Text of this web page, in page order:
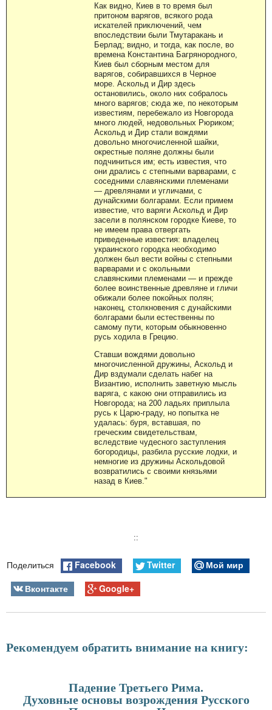
Как видно, Киев в то время был
притоном варягов, всякого рода
искателей приключений, чем
впоследствии были Тмутаракань и
Берлад; видно, и тогда, как после, во
времена Константина Багрянородного,
Киев был сборным местом для
варягов, собиравшихся в Черное
море. Аскольд и Дир здесь
остановились, около них собралось
много варягов; сюда же, по некоторым
известиям, перебежало из Новгорода
много людей, недовольных Рюриком;
Аскольд и Дир стали вождями
довольно многочисленной шайки,
окрестные поляне должны были
подчиниться им; есть известия, что
они дрались с степными варварами, с
соседними славянскими племенами
— древлянами и угличами, с
дунайскими болгарами. Если примем
известие, что варяги Аскольд и Дир
засели в полянском городке Киеве, то
не имеем права отвергать
приведенные известия: владелец
украинского городка необходимо
должен был вести войны с степными
варварами и с окольными
славянскими племенами — и прежде
более воинственные древляне и гличи
обижали более покойных полян;
наконец, столкновения с дунайскими
болгарами были естественны по
самому пути, которым обыкновенно
русь ходила в Грецию.
Ставши вождями довольно
многочисленной дружины, Аскольд и
Дир вздумали сделать набег на
Византию, исполнить заветную мысль
варяга, с какою они отправились из
Новгорода; на 200 ладьях приплыла
русь к Царю-граду, но попытка не
удалась: буря, вставшая, по
греческим свидетельствам,
вследствие чудесного заступления
богородицы, разбила русские лодки, и
немногие из дружины Аскольдовой
возвратились с своими князьями
назад в Киев."
::
Поделиться Facebook Twitter
Мой мир
Вконтакте
Google+
Рекомендуем обратить внимание на книгу:
Падение Третьего Рима.
Духовные основы возрождения Русского